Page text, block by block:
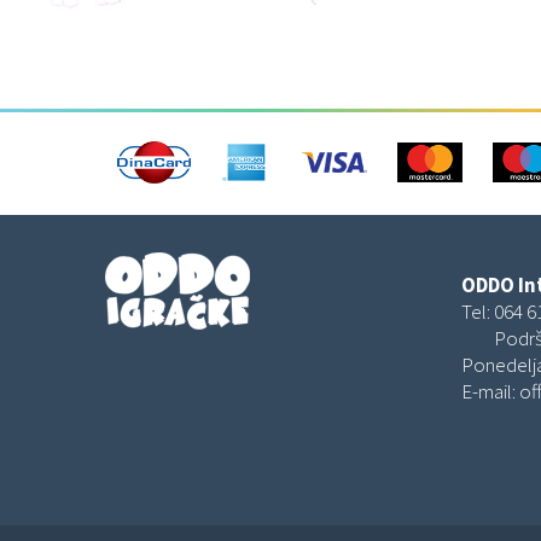
devojčice
TORBE NA RAME NOVČANICI I
NESESERI
ODDO
Tel: 064
E-mail: